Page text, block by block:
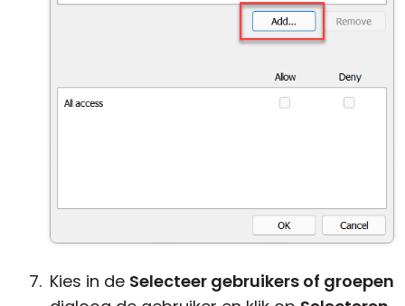
Kies in de Selecteer gebruikers of groepen